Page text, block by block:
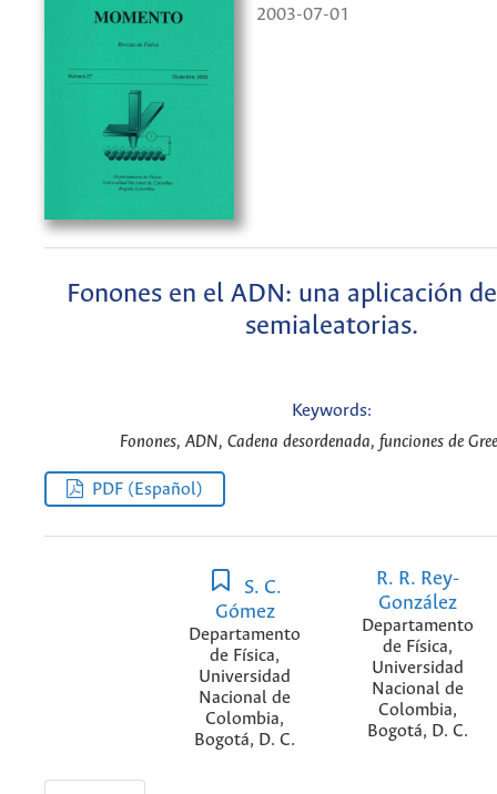
2003-07-01
Fonones en el ADN: una aplicación
semialeatorias.
Keywords:
Fonones, ADN, Cadena desordenada, funciones de
PDF (Español)
S. C.
Gómez
Departamento
de Física,
Universidad
Nacional de
Colombia,
Bogotá, D. C.
R. R. Rey-
González
Departamento
de Física,
Universidad
Nacional de
Colombia,
Bogotá, D. C.